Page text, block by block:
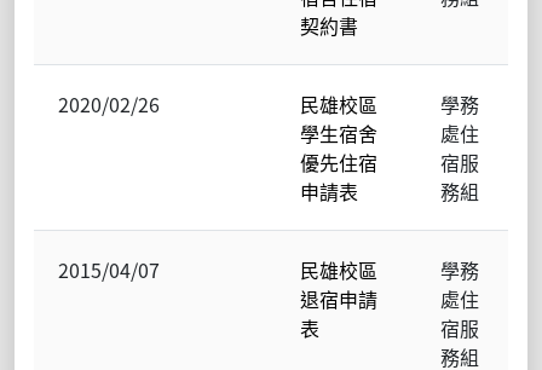
契約書
2020/02/26
民雄校區
學生宿舍
優先住宿
申請表
學務
處住
宿服
務組
2015/04/07
民雄校區
退宿申請
表
學務
處住
宿服
務組